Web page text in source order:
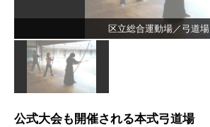
区立総合運動場／弓道場
公式大会も開催される本式弓道場